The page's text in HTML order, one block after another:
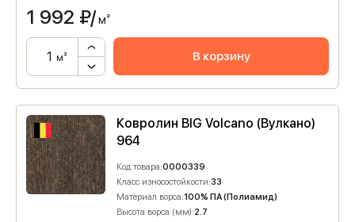
1 992 ₽/м²
м² В корзину
Ковролин BIG Volcano (Вулкано)
964
Код товара:0000339
Класс износостойкости:33
Материал ворса:100% ПА (Полиамид)
Высота ворса (мм):2.7